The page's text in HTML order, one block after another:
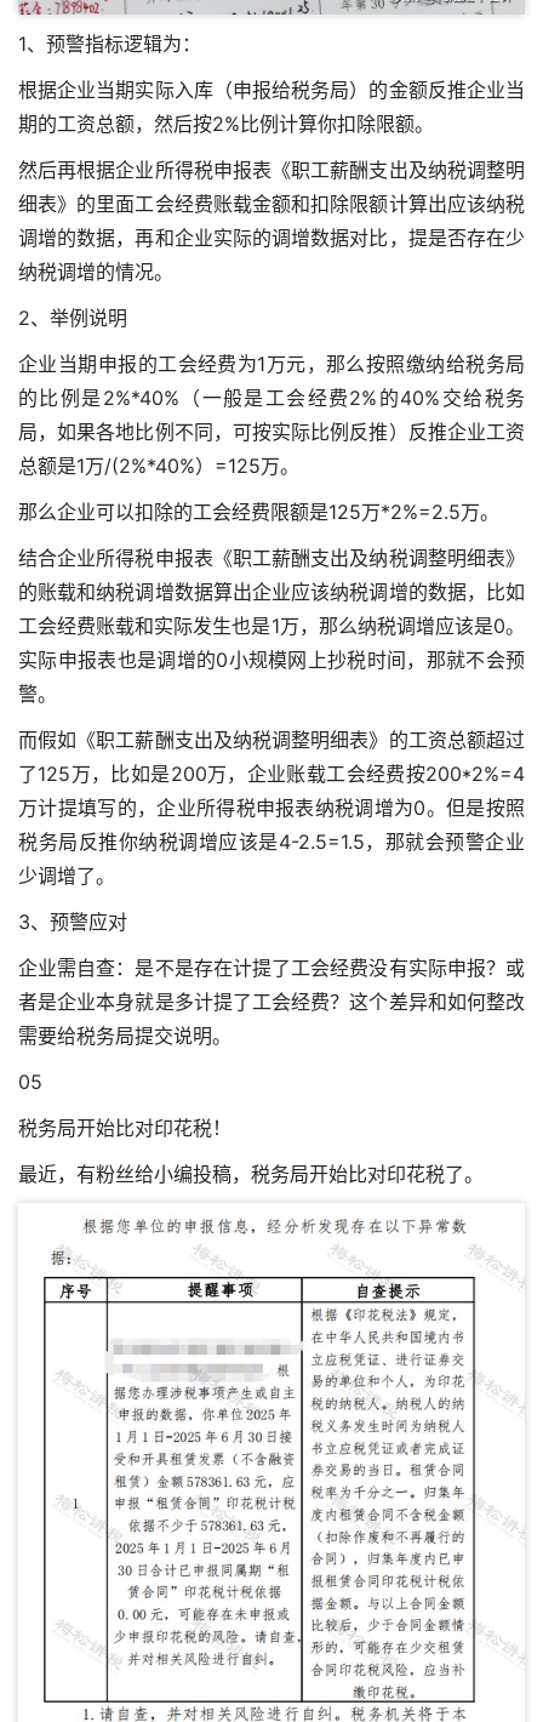
1、预警指标逻辑为：
根据企业当期实际入库（申报给税务局）的金额反推企业当
期的工资总额，然后按2%比例计算你扣除限额。
然后再根据企业所得税申报表《职工薪酬支出及纳税调整明
细表》的里面工会经费账载金额和扣除限额计算出应该纳税
调增的数据，再和企业实际的调增数据对比，提是否存在少
纳税调增的情况。
2、举例说明
企业当期申报的工会经费为1万元，那么按照缴纳给税务局
的比例是2%*40%（一般是工会经费2%的40%交给税务
局，如果各地比例不同，可按实际比例反推）反推企业工资
总额是1万/(2%*40%）=125万。
那么企业可以扣除的工会经费限额是125万*2%=2.5万。
结合企业所得税申报表《职工薪酬支出及纳税调整明细表》
的账载和纳税调增数据算出企业应该纳税调增的数据，比如
工会经费账载和实际发生也是1万，那么纳税调增应该是0。
实际申报表也是调增的0小规模网上抄税时间 ，那就不会预
警。
而假如《职工薪酬支出及纳税调整明细表》的工资总额超过
了125万，比如是200万，企业账载工会经费按200*2%=4
万计提填写的，企业所得税申报表纳税调增为0。但是按照
税务局反推你纳税调增应该是4-2.5=1.5，那就会预警企业
少调增了。
3、预警应对
企业需自查：是不是存在计提了工会经费没有实际申报？或
者是企业本身就是多计提了工会经费？这个差异和如何整改
需要给税务局提交说明。
05
税务局开始比对印花税！
最近，有粉丝给小编投稿，税务局开始比对印花税了。